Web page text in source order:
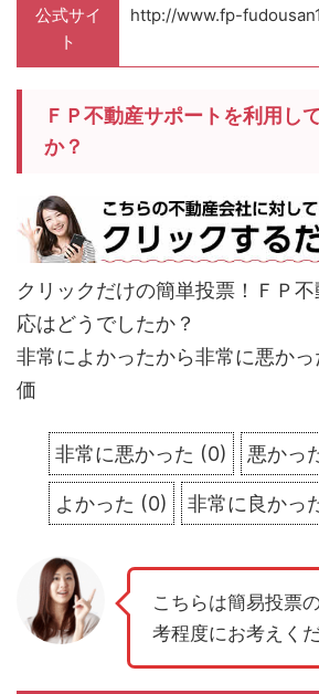
公式サイ
ト
http://www.fp-
ＦＰ不動産サポートを利用し
か？
クリックだけの簡単投票！ＦＰ
応はどうでしたか？
非常によかったから非常に悪か
価
非常に悪かった (0) 悪かっ
よかった (0) 非常に良かっ
こちらは簡易投票
考程度にお考えくだ